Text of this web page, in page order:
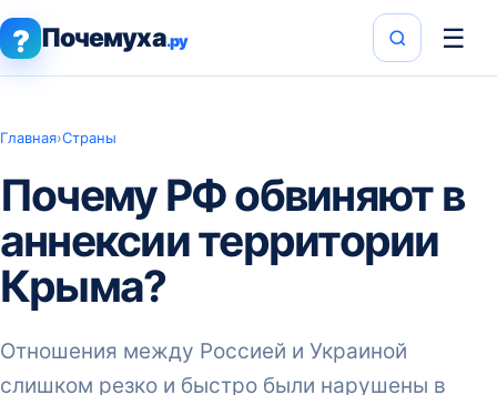
? Почемуха.ру ☰
Главная›Страны
Почему РФ обвиняют в
аннексии территории
Крыма?
Отношения между Россией и Украиной
слишком резко и быстро были нарушены в